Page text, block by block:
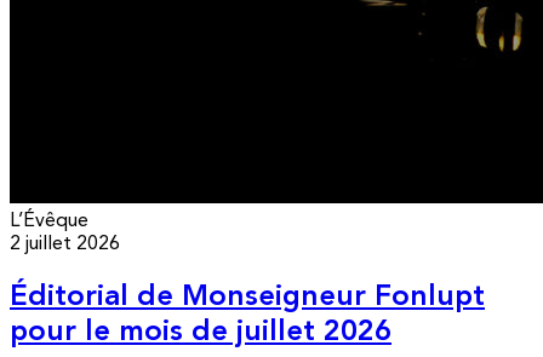
L’Évêque
2 juillet 2026
Éditorial de Monseigneur Fonlupt
pour le mois de juillet 2026